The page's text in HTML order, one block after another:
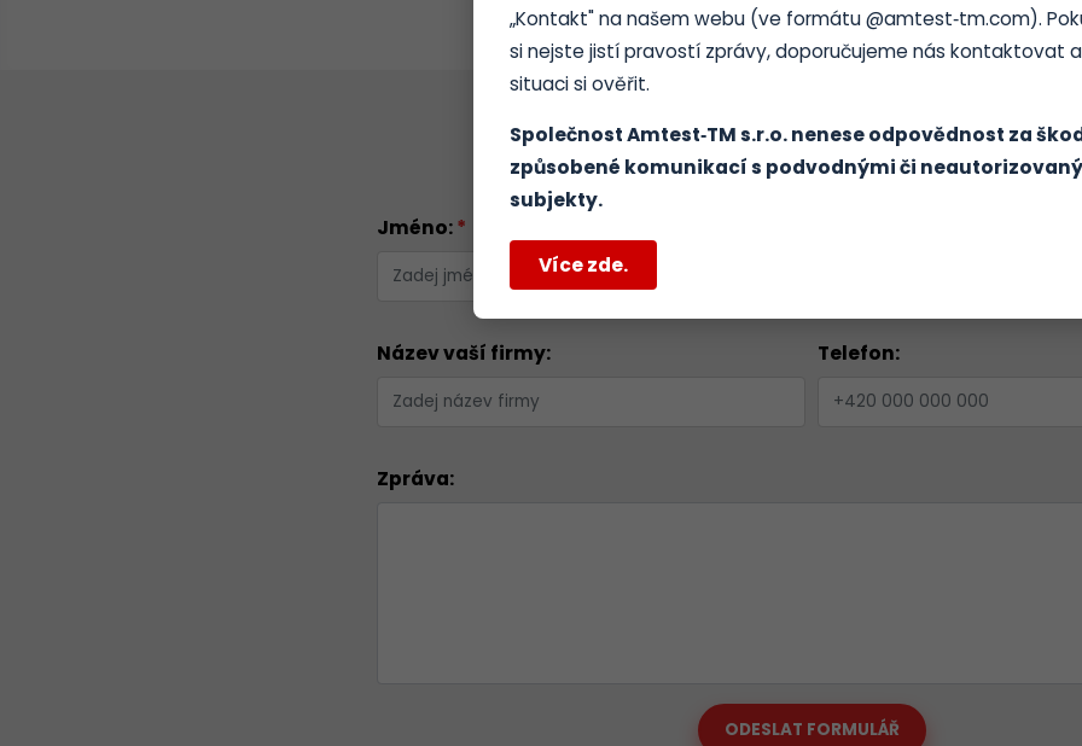
Poptávkový formulář
Jméno:*
Název vaší firmy: Telefon:
Zpráva:
ODESLAT FORMULÁŘ
„Kontakt" na našem webu (ve formátu @amtest‑tm.com).
si nejste jistí pravostí zprávy, doporučujeme nás kontaktovat a
situaci si ověřit.
Společnost Amtest‑TM s.r.o. nenese odpovědnost za
způsobené komunikací s podvodnými či
subjekty.
Více zde.